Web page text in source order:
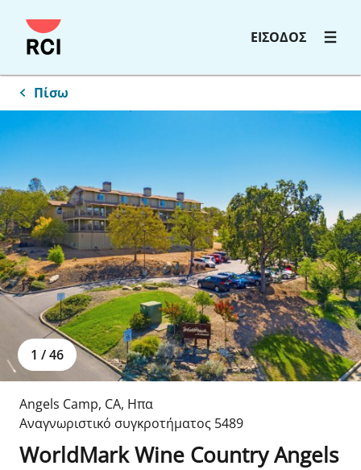
ΕΙΣΟΔΟΣ
Πίσω
1 /46
Angels Camp, CA, Ηπα
Αναγνωριστικό συγκροτήματος 5489
WorldMark Wine Country Angels